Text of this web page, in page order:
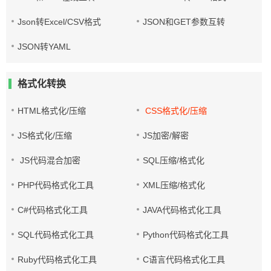
Json转Excel/CSV格式 JSON和GET参数互转
JSON转YAML
格式化转换
HTML格式化/压缩 CSS格式化/压缩
JS格式化/压缩 JS加密/解密
JS代码混合加密 SQL压缩/格式化
PHP代码格式化工具 XML压缩/格式化
C#代码格式化工具 JAVA代码格式化工具
SQL代码格式化工具 Python代码格式化工具
Ruby代码格式化工具 C语言代码格式化工具